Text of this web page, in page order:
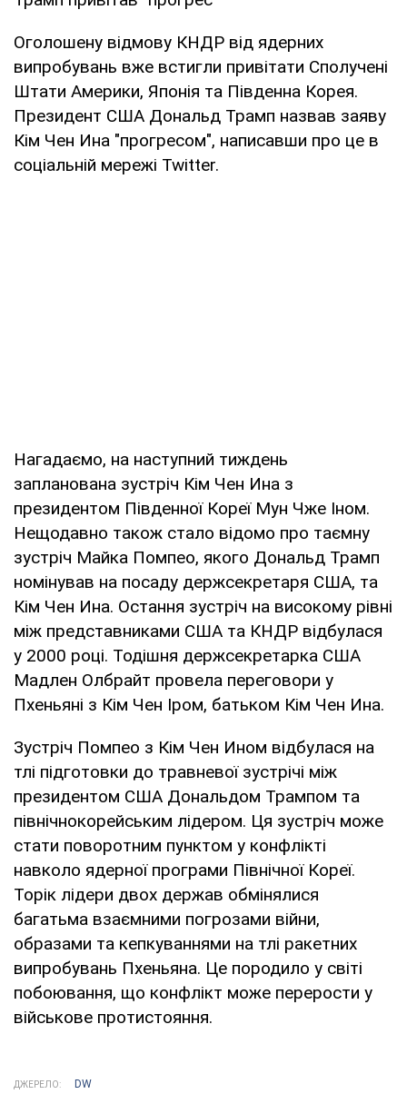
Оголошену відмову КНДР від ядерних
випробувань вже встигли привітати Сполучені
Штати Америки, Японія та Південна Корея.
Президент США Дональд Трамп назвав заяву
Кім Чен Ина "прогресом", написавши про це в
соціальній мережі Twitter.
Нагадаємо, на наступний тиждень
запланована зустріч Кім Чен Ина з
президентом Південної Кореї Мун Чже Іном.
Нещодавно також стало відомо про таємну
зустріч Майка Помпео, якого Дональд Трамп
номінував на посаду держсекретаря США, та
Кім Чен Ина. Остання зустріч на високому рівні
між представниками США та КНДР відбулася
у 2000 році. Тодішня держсекретарка США
Мадлен Олбрайт провела переговори у
Пхеньяні з Кім Чен Іром, батьком Кім Чен Ина.
Зустріч Помпео з Кім Чен Ином відбулася на
тлі підготовки до травневої зустрічі між
президентом США Дональдом Трампом та
північнокорейським лідером. Ця зустріч може
стати поворотним пунктом у конфлікті
навколо ядерної програми Північної Кореї.
Торік лідери двох держав обмінялися
багатьма взаємними погрозами війни,
образами та кепкуваннями на тлі ракетних
випробувань Пхеньяна. Це породило у світі
побоювання, що конфлікт може перерости у
військове протистояння.
ДЖЕРЕЛО: DW